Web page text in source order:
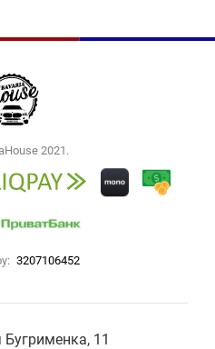
2021.
3207106452
Бугрименка, 11